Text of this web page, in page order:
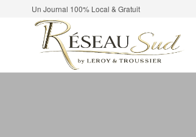
Un Journal 100% Local & Gratuit